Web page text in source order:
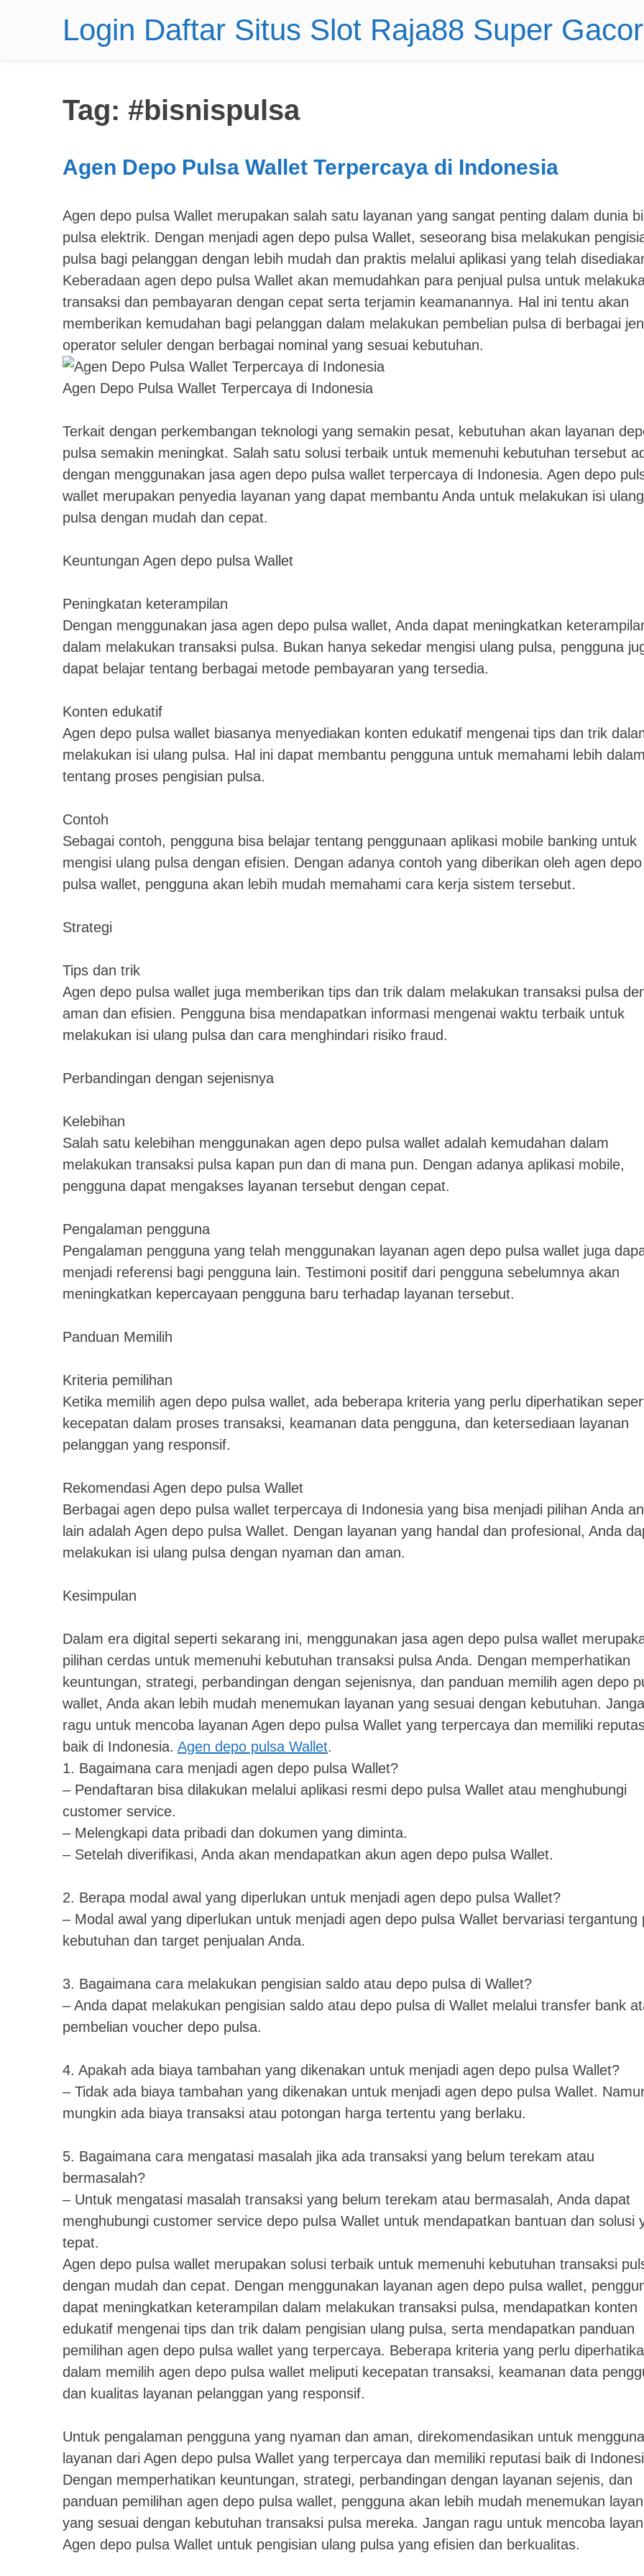
Login Daftar Situs Slot Raja88 Super
Tag: #bisnispulsa
Agen Depo Pulsa Wallet Terpercaya di Indonesia
Agen depo pulsa Wallet merupakan salah satu layanan yang sangat penting dalam dunia
pulsa elektrik. Dengan menjadi agen depo pulsa Wallet, seseorang bisa melakukan
pulsa bagi pelanggan dengan lebih mudah dan praktis melalui aplikasi yang telah
Keberadaan agen depo pulsa Wallet akan memudahkan para penjual pulsa untuk
transaksi dan pembayaran dengan cepat serta terjamin keamanannya. Hal ini tentu akan
memberikan kemudahan bagi pelanggan dalam melakukan pembelian pulsa di berbagai
operator seluler dengan berbagai nominal yang sesuai kebutuhan.
Agen Depo Pulsa Wallet Terpercaya di Indonesia
Terkait dengan perkembangan teknologi yang semakin pesat, kebutuhan akan layanan
pulsa semakin meningkat. Salah satu solusi terbaik untuk memenuhi kebutuhan tersebut
dengan menggunakan jasa agen depo pulsa wallet terpercaya di Indonesia. Agen depo
wallet merupakan penyedia layanan yang dapat membantu Anda untuk melakukan isi ulang
pulsa dengan mudah dan cepat.
Keuntungan Agen depo pulsa Wallet
Peningkatan keterampilan
Dengan menggunakan jasa agen depo pulsa wallet, Anda dapat meningkatkan
dalam melakukan transaksi pulsa. Bukan hanya sekedar mengisi ulang pulsa, pengguna
dapat belajar tentang berbagai metode pembayaran yang tersedia.
Konten edukatif
Agen depo pulsa wallet biasanya menyediakan konten edukatif mengenai tips dan trik
melakukan isi ulang pulsa. Hal ini dapat membantu pengguna untuk memahami lebih
tentang proses pengisian pulsa.
Contoh
Sebagai contoh, pengguna bisa belajar tentang penggunaan aplikasi mobile banking untuk
mengisi ulang pulsa dengan efisien. Dengan adanya contoh yang diberikan oleh agen depo
pulsa wallet, pengguna akan lebih mudah memahami cara kerja sistem tersebut.
Strategi
Tips dan trik
Agen depo pulsa wallet juga memberikan tips dan trik dalam melakukan transaksi pulsa
aman dan efisien. Pengguna bisa mendapatkan informasi mengenai waktu terbaik untuk
melakukan isi ulang pulsa dan cara menghindari risiko fraud.
Perbandingan dengan sejenisnya
Kelebihan
Salah satu kelebihan menggunakan agen depo pulsa wallet adalah kemudahan dalam
melakukan transaksi pulsa kapan pun dan di mana pun. Dengan adanya aplikasi mobile,
pengguna dapat mengakses layanan tersebut dengan cepat.
Pengalaman pengguna
Pengalaman pengguna yang telah menggunakan layanan agen depo pulsa wallet juga
menjadi referensi bagi pengguna lain. Testimoni positif dari pengguna sebelumnya akan
meningkatkan kepercayaan pengguna baru terhadap layanan tersebut.
Panduan Memilih
Kriteria pemilihan
Ketika memilih agen depo pulsa wallet, ada beberapa kriteria yang perlu diperhatikan
kecepatan dalam proses transaksi, keamanan data pengguna, dan ketersediaan layanan
pelanggan yang responsif.
Rekomendasi Agen depo pulsa Wallet
Berbagai agen depo pulsa wallet terpercaya di Indonesia yang bisa menjadi pilihan Anda
lain adalah Agen depo pulsa Wallet. Dengan layanan yang handal dan profesional, Anda
melakukan isi ulang pulsa dengan nyaman dan aman.
Kesimpulan
Dalam era digital seperti sekarang ini, menggunakan jasa agen depo pulsa wallet
pilihan cerdas untuk memenuhi kebutuhan transaksi pulsa Anda. Dengan memperhatikan
keuntungan, strategi, perbandingan dengan sejenisnya, dan panduan memilih agen depo
wallet, Anda akan lebih mudah menemukan layanan yang sesuai dengan kebutuhan.
ragu untuk mencoba layanan Agen depo pulsa Wallet yang terpercaya dan memiliki
baik di Indonesia. Agen depo pulsa Wallet.
1. Bagaimana cara menjadi agen depo pulsa Wallet?
– Pendaftaran bisa dilakukan melalui aplikasi resmi depo pulsa Wallet atau menghubungi
customer service.
– Melengkapi data pribadi dan dokumen yang diminta.
– Setelah diverifikasi, Anda akan mendapatkan akun agen depo pulsa Wallet.
2. Berapa modal awal yang diperlukan untuk menjadi agen depo pulsa Wallet?
– Modal awal yang diperlukan untuk menjadi agen depo pulsa Wallet bervariasi tergantung
kebutuhan dan target penjualan Anda.
3. Bagaimana cara melakukan pengisian saldo atau depo pulsa di Wallet?
– Anda dapat melakukan pengisian saldo atau depo pulsa di Wallet melalui transfer bank
pembelian voucher depo pulsa.
4. Apakah ada biaya tambahan yang dikenakan untuk menjadi agen depo pulsa Wallet?
– Tidak ada biaya tambahan yang dikenakan untuk menjadi agen depo pulsa Wallet.
mungkin ada biaya transaksi atau potongan harga tertentu yang berlaku.
5. Bagaimana cara mengatasi masalah jika ada transaksi yang belum terekam atau
bermasalah?
– Untuk mengatasi masalah transaksi yang belum terekam atau bermasalah, Anda dapat
menghubungi customer service depo pulsa Wallet untuk mendapatkan bantuan dan solusi
tepat.
Agen depo pulsa wallet merupakan solusi terbaik untuk memenuhi kebutuhan transaksi
dengan mudah dan cepat. Dengan menggunakan layanan agen depo pulsa wallet,
dapat meningkatkan keterampilan dalam melakukan transaksi pulsa, mendapatkan konten
edukatif mengenai tips dan trik dalam pengisian ulang pulsa, serta mendapatkan panduan
pemilihan agen depo pulsa wallet yang terpercaya. Beberapa kriteria yang perlu
dalam memilih agen depo pulsa wallet meliputi kecepatan transaksi, keamanan data
dan kualitas layanan pelanggan yang responsif.
Untuk pengalaman pengguna yang nyaman dan aman, direkomendasikan untuk
layanan dari Agen depo pulsa Wallet yang terpercaya dan memiliki reputasi baik di
Dengan memperhatikan keuntungan, strategi, perbandingan dengan layanan sejenis, dan
panduan pemilihan agen depo pulsa wallet, pengguna akan lebih mudah menemukan
yang sesuai dengan kebutuhan transaksi pulsa mereka. Jangan ragu untuk mencoba
Agen depo pulsa Wallet untuk pengisian ulang pulsa yang efisien dan berkualitas.